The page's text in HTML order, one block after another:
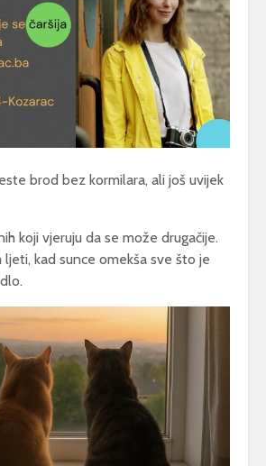
brod bez kormilara, ali još uvijek
koji vjeruju da se može drugačije.
ljeti, kad sunce omekša sve što je